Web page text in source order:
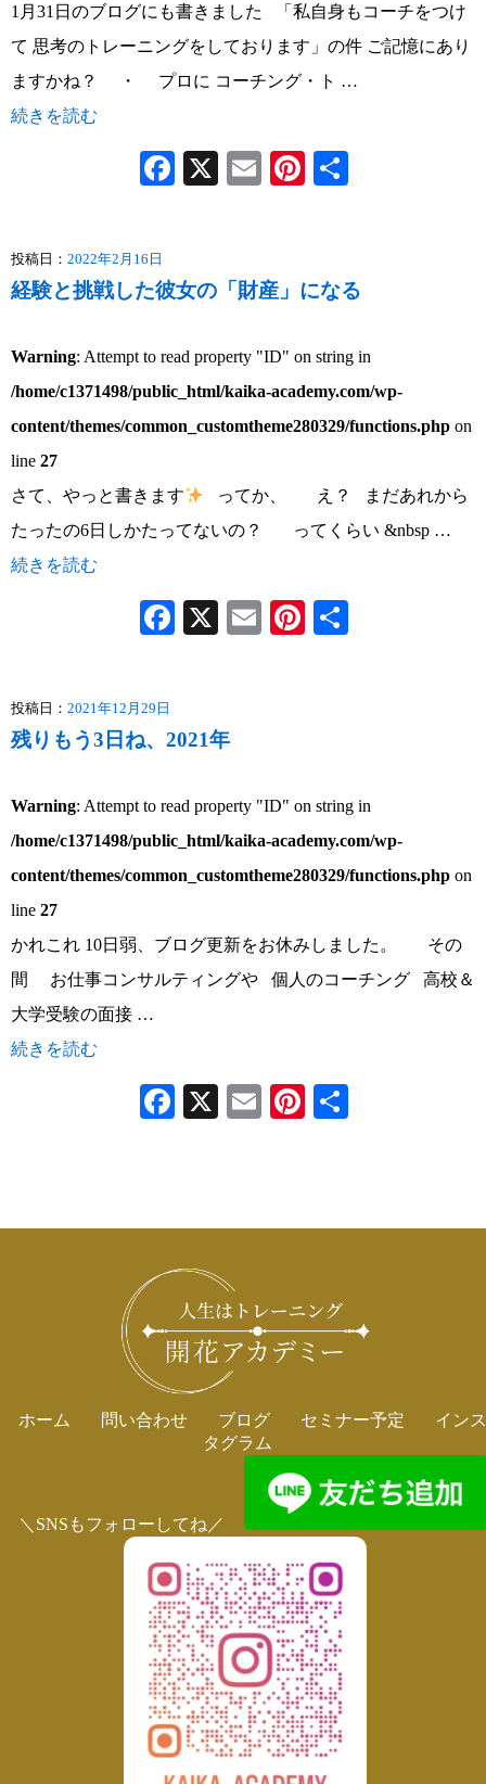
1月31日のブログにも書きました 「私自身もコーチをつけ
て 思考のトレーニングをしております」の件 ご記憶にあり
ますかね？ ・ プロに コーチング・ト …
続きを読む
Facebook
X EmailPinterest
投稿日： 2022年2月16日
経験と挑戦した彼女の「財産」になる
Warning: Attempt to read property "ID" on string in
/home/c1371498/public_html/kaika-academy.com/wp-
content/themes/common_customtheme280329/functions.php on
line 27
さて、やっと書きます
ってか、 え？ まだあれから
たったの6日しかたってないの？ ってくらい &nbsp …
続きを読む
Facebook
X EmailPinterest
投稿日： 2021年12月29日
残りもう3日ね、2021年
Warning: Attempt to read property "ID" on string in
/home/c1371498/public_html/kaika-academy.com/wp-
content/themes/common_customtheme280329/functions.php on
line 27
かれこれ 10日弱、ブログ更新をお休みしました。 その
間 お仕事コンサルティングや 個人のコーチング 高校＆
大学受験の面接 …
続きを読む
Facebook
X EmailPinterest
ホーム 問い合わせ ブログ セミナー予定
インス
タグラム
＼SNSもフォローしてね／